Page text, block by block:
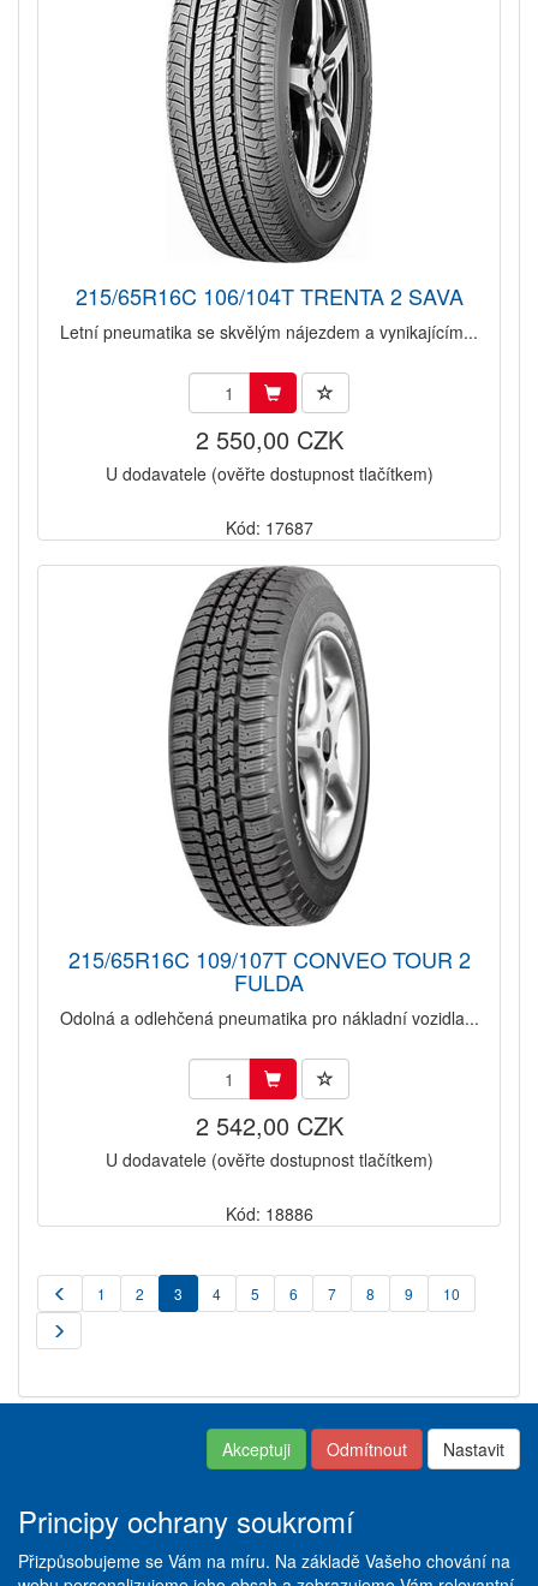
215/65R16C 106/104T TRENTA 2 SAVA
Letní pneumatika se skvělým nájezdem a vynikajícím...
2 550,00 CZK
U dodavatele (ověřte dostupnost tlačítkem)
Kód: 17687
215/65R16C 109/107T CONVEO TOUR 2
FULDA
Odolná a odlehčená pneumatika pro nákladní vozidla...
2 542,00 CZK
U dodavatele (ověřte dostupnost tlačítkem)
Kód: 18886
1 2 3 4 5 6 7 8 9 10
Obchodní podmínky
Reklamační řád|Servis +
Pneuservis|Vše o
pneumatikách|Ceník služeb|
Copyright © ABRA ESHOP
Akceptuji Odmítnout Nastavit
Principy ochrany soukromí
Přizpůsobujeme se Vám na míru. Na základě Vašeho chování na